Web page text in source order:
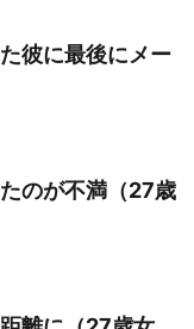
彼に最後にメー
のが不満（27歳